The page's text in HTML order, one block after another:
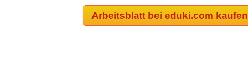
Arbeitsblatt bei eduki.com kaufen